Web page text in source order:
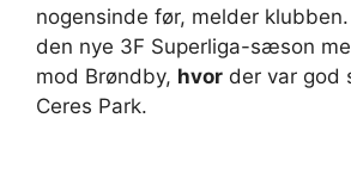
nogensinde før, melder klubben.
den nye 3F Superliga-sæson
mod Brøndby, hvor der var god
Ceres Park.